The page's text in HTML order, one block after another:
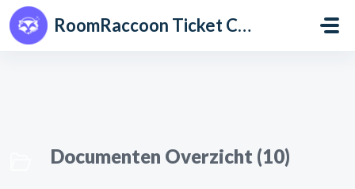
Doorgaan naar hoofdinhoud
RoomRaccoon Ticket Centre
Documenten Overzicht (10)